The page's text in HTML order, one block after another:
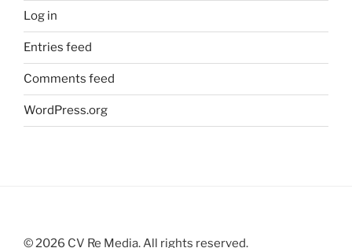
Log in
Entries feed
Comments feed
WordPress.org
© 2026 CV Re Media. All rights reserved.